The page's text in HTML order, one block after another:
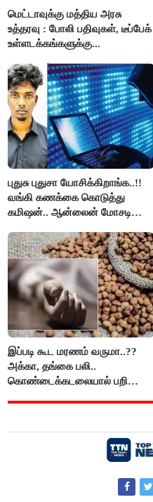
மெட்டாவுக்கு மத்திய அரசு
உத்தரவு : போலி பதிவுகள், டீப்பேக்
உள்ளடக்கங்களுக்கு...
புதுசு புதுசா யோசிக்கிறாங்க..!!
வங்கி கணக்கை கொடுத்து
கமிஷன்.. ஆன்லைன் மோசடி
கைது..!!
இப்படி கூட மரணம் வருமா..??
அக்கா, தங்கை பலி..
கொண்டைக்கடலையால் பறிபோன